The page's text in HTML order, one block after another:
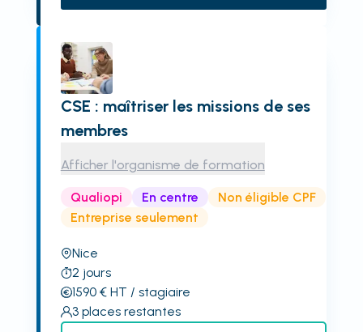
CSE : maîtriser les missions de ses
membres
Afficher l'organisme de formation
Qualiopi En centre
Non éligible CPF
Entreprise seulement
Nice
2 jours
1590€ HT / stagiaire
3 places restantes